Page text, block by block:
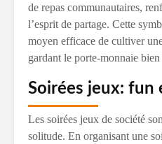
de repas communautaires,
l’esprit de partage. Cette
moyen efficace de cultiver
gardant le porte-monnaie bien
Soirées jeux: fun
Les soirées jeux de société
solitude. En organisant une